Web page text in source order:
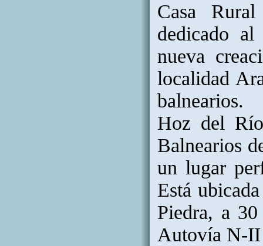
Casa
dedicado
nueva
localidad
balnearios.
Hoz del
Balnearios
un lugar
Está
Piedra, a
Autovía N-II